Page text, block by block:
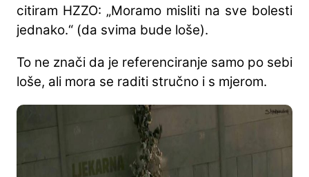
citiram HZZO: „Moramo misliti na sve bolesti
jednako.“ (da svima bude loše).
To ne znači da je referenciranje samo po sebi
loše, ali mora se raditi stručno i s mjerom.